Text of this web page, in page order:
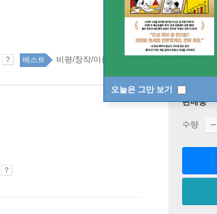
오늘은 그만 보기
베스트 비평/창작/이론 top100 2주
판매중
수량